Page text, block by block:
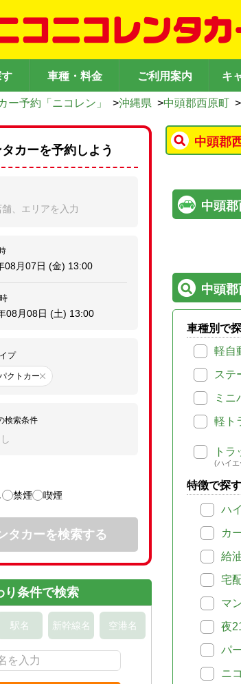
車種・料金 ご利用案内 キ
ー予約「ニコレン」 >沖縄県 >中頭郡西原町 >
中頭郡
中頭
中頭
車種別で
軽自
ステ
ミニ
軽ト
ト
(ハイエ
特徴で探す
ハ
カ
給
宅
マ
夜
パ
ニ
タカーを予約しよう
、エリアを入力
08月07日 (金) 13:00
08月08日 (土) 13:00
プ
クトカー
検索条件
禁煙 喫煙
タカーを検索する
り条件で検索
駅名 新幹線名 空港名